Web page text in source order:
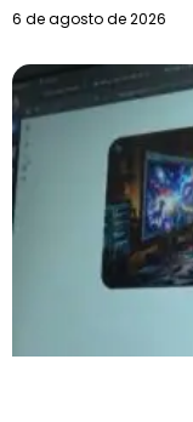
6 de agosto de 2026